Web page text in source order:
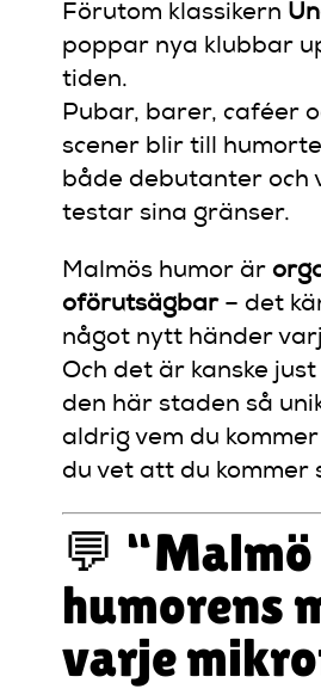
Förutom klassikern
poppar nya klubbar
tiden.
Pubar, barer, caféer
scener blir till
både debutanter och
testar sina gränser.
Malmös humor är
oförutsägbar– det
något nytt händer
Och det är kanske
den här staden så
aldrig vem du
du vet att du kommer
💬
humorens
varje